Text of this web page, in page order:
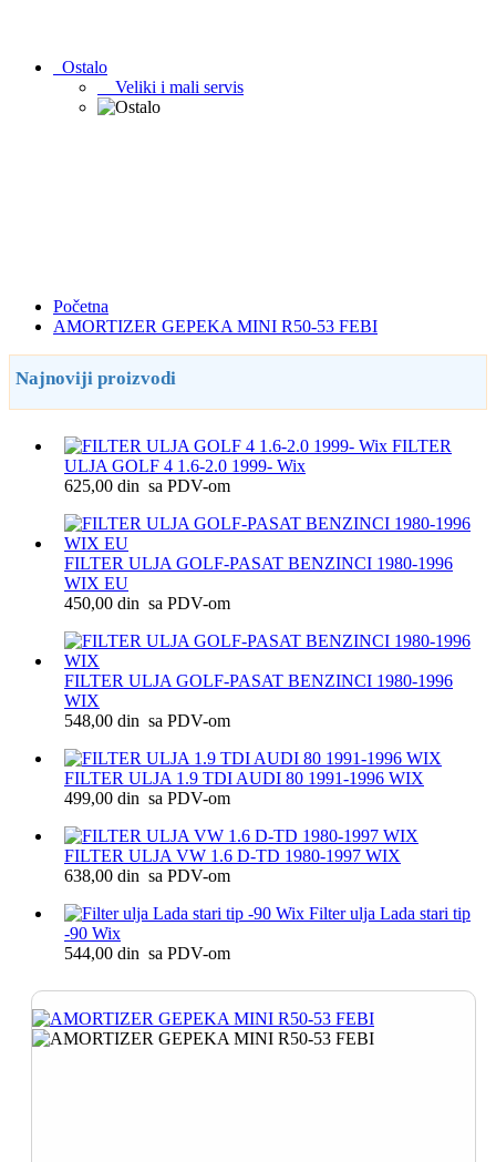
Ostalo
Veliki i mali servis
Početna
AMORTIZER GEPEKA MINI R50-53 FEBI
Najnoviji proizvodi
FILTER
ULJA GOLF 4 1.6-2.0 1999- Wix
625,00 din sa PDV-om
FILTER ULJA GOLF-PASAT BENZINCI 1980-1996
WIX EU
450,00 din sa PDV-om
FILTER ULJA GOLF-PASAT BENZINCI 1980-1996
WIX
548,00 din sa PDV-om
FILTER ULJA 1.9 TDI AUDI 80 1991-1996 WIX
499,00 din sa PDV-om
FILTER ULJA VW 1.6 D-TD 1980-1997 WIX
638,00 din sa PDV-om
Filter ulja Lada stari tip
-90 Wix
544,00 din sa PDV-om